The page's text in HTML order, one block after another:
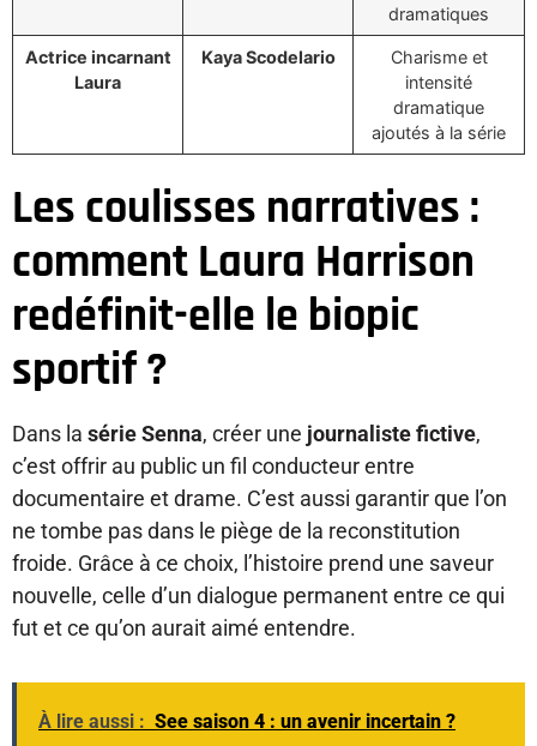
dramatiques
Actrice incarnant
Laura
Kaya Scodelario
Charisme et
intensité
dramatique
ajoutés à la série
Les coulisses narratives :
comment Laura Harrison
redéfinit-elle le biopic
sportif ?
Dans la série Senna, créer une journaliste fictive,
c’est offrir au public un fil conducteur entre
documentaire et drame. C’est aussi garantir que l’on
ne tombe pas dans le piège de la reconstitution
froide. Grâce à ce choix, l’histoire prend une saveur
nouvelle, celle d’un dialogue permanent entre ce qui
fut et ce qu’on aurait aimé entendre.
À lire aussi : See saison 4 : un avenir incertain ?